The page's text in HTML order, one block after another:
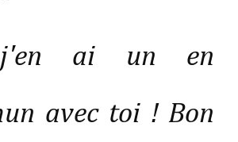
ai un en
avec toi ! Bon